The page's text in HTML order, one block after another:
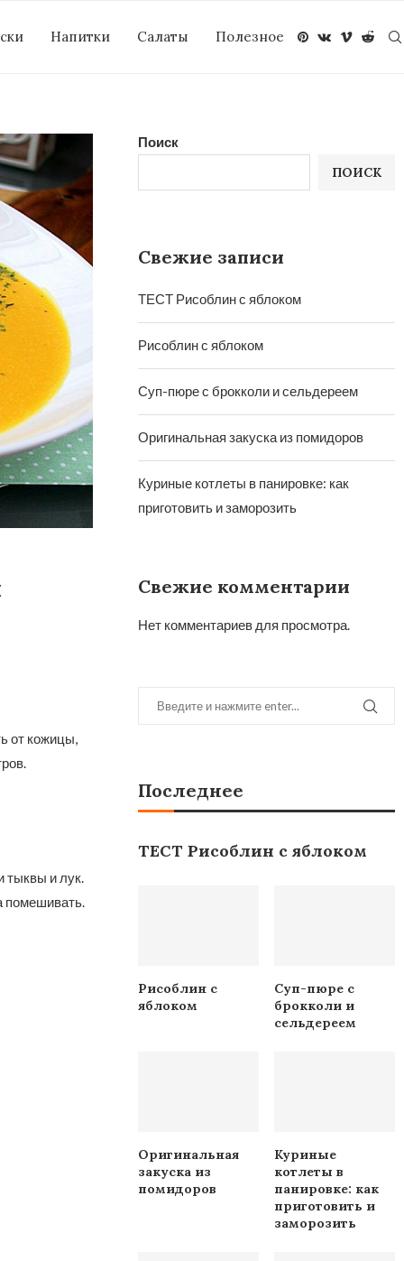
Напитки Салаты Полезное
от кожицы,
тыквы и лук.
помешивать.
Поиск
ПОИСК
Свежие записи
ТЕСТ Рисоблин с яблоком
Рисоблин с яблоком
Суп-пюре с брокколи и сельдереем
Оригинальная закуска из помидоров
Куриные котлеты в панировке: как
приготовить и заморозить
Свежие комментарии
Нет комментариев для просмотра.
Последнее
ТЕСТ Рисоблин с яблоком
Рисоблин с
яблоком
Суп-пюре с
брокколи и
сельдереем
Оригинальная
закуска из
помидоров
Куриные
котлеты в
панировке: как
приготовить и
заморозить